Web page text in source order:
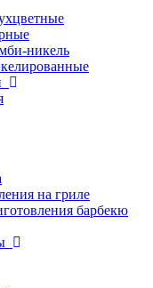
никель
на гриле
барбекю